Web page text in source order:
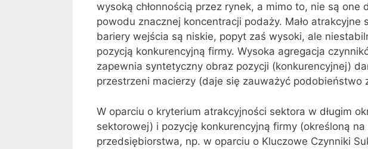
wysoką chłonnością przez rynek, a mimo to, nie są
powodu znacznej koncentracji podaży. Mało atrakcyjne
bariery wejścia są niskie, popyt zaś wysoki, ale
pozycją konkurencyjną firmy. Wysoka agregacja
zapewnia syntetyczny obraz pozycji (konkurencyjnej)
przestrzeni macierzy (daje się zauważyć podobieństwo
W oparciu o kryterium atrakcyjności sektora w długim
sektorowej) i pozycję konkurencyjną firmy (określoną
przedsiębiorstwa, np. w oparciu o Kluczowe Czynniki